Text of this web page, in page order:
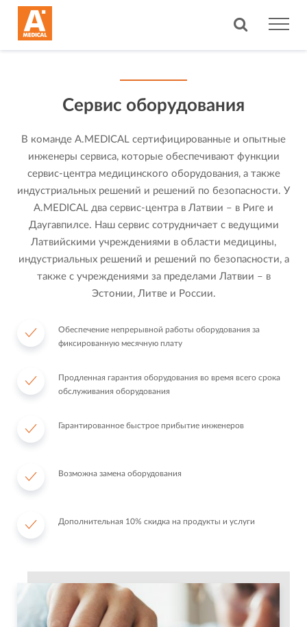
Сервис оборудования
В команде A.MEDICAL сертифицированные и опытные
инженеры сервиса, которые обеспечивают функции
сервис-центра медицинского оборудования, а также
индустриальных решений и решений по безопасности. У
A.MEDICAL два сервис-центра в Латвии – в Риге и
Даугавпилсе. Наш сервис сотрудничает с ведущими
Латвийскими учреждениями в области медицины,
индустриальных решений и решений по безопасности, а
также с учреждениями за пределами Латвии – в
Эстонии, Литве и России.
Обеспечение непрерывной работы оборудования за
фиксированную месячную плату
Продленная гарантия оборудования во время всего срока
обслуживания оборудования
Гарантированное быстрое прибытие инженеров
Возможна замена оборудования
Дополнительная 10% скидка на продукты и услуги